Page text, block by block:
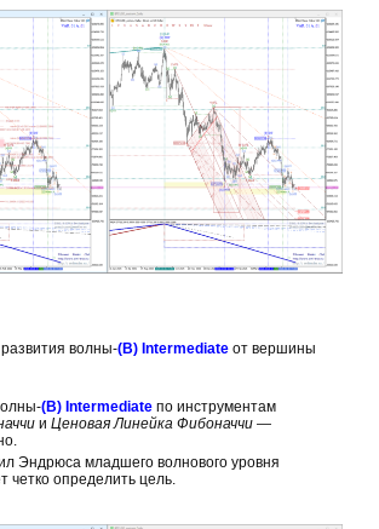
волны-(В) Intermediate от вершины
(В) Intermediate по инструментам
и Ценовая Линейка Фибоначчи —
Эндрюса младшего волнового уровня
четко определить цель.